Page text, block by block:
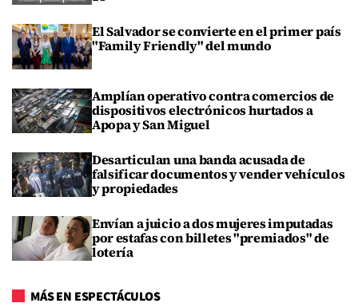
El Salvador se convierte en el primer país
"Family Friendly" del mundo
Amplían operativo contra comercios de
dispositivos electrónicos hurtados a
Apopa y San Miguel
Desarticulan una banda acusada de
falsificar documentos y vender vehículos
y propiedades
Envían a juicio a dos mujeres imputadas
por estafas con billetes "premiados" de
lotería
MÁS EN ESPECTÁCULOS